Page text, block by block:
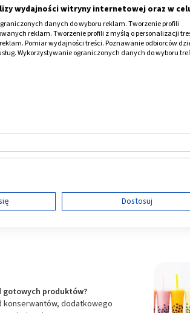
co musisz
gotowych produktów?
konserwantów, dodatkowego
wydajności witryny internetowej oraz w
danych do wyboru reklam. Tworzenie profili
reklam. Tworzenie profili z myślą o personalizacji
Pomiar wydajności treści. Poznawanie odbiorców
Wykorzystywanie ograniczonych danych do wyboru
Dostosuj